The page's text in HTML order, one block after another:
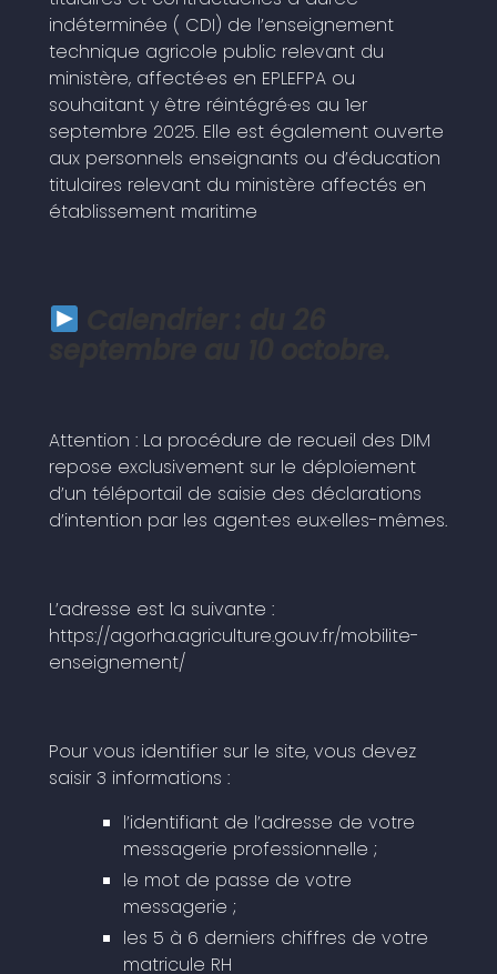
indéterminée ( CDI) de l’enseignement
technique agricole public relevant du
ministère, affecté·es en EPLEFPA ou
souhaitant y être réintégré·es au 1er
septembre 2025. Elle est également ouverte
aux personnels enseignants ou d’éducation
titulaires relevant du ministère affectés en
établissement maritime
Attention : La procédure de recueil des DIM
repose exclusivement sur le déploiement
d’un téléportail de saisie des déclarations
d’intention par les agent·es eux·elles-mêmes.
L’adresse est la suivante :
https://agorha.agriculture.gouv.fr/mobilite-
enseignement/
Pour vous identifier sur le site, vous devez
saisir 3 informations :
l’identifiant de l’adresse de votre
messagerie professionnelle ;
le mot de passe de votre
messagerie ;
les 5 à 6 derniers chiffres de votre
matricule RH